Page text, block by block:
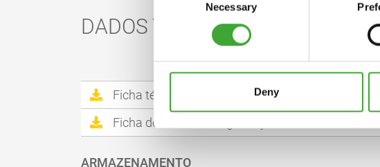
Necessary
Deny
DADOS TÉCNICOS
Ficha técnica
Ficha de dados de segurança
ARMAZENAMENTO